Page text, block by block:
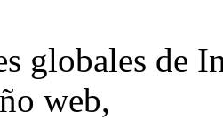
globales de
web,